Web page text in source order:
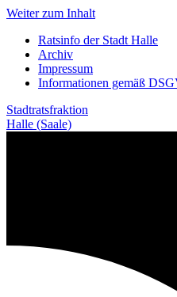
Weiter zum Inhalt
Ratsinfo der Stadt Halle
Archiv
Impressum
Informationen gemäß
Stadtratsfraktion
Halle (Saale)